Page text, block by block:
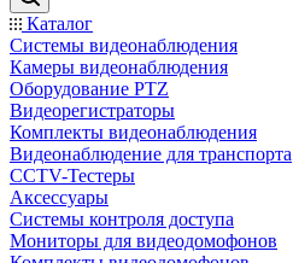
Каталог
Системы видеонаблюдения
Камеры видеонаблюдения
Оборудование PTZ
Видеорегистраторы
Комплекты видеонаблюдения
Видеонаблюдение для транспорта
CCTV-Тестеры
Аксессуары
Системы контроля доступа
Мониторы для видеодомофонов